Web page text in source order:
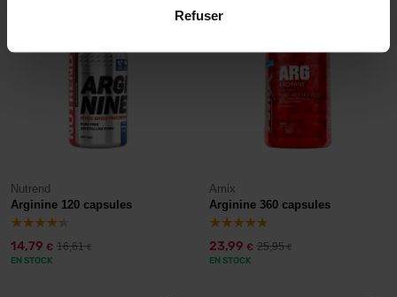
Refuser
Nutrend
Arginine 120 capsules
14,79 € 16,61€
EN STOCK
Amix
Arginine 360 capsules
23,99 € 25,95€
EN STOCK